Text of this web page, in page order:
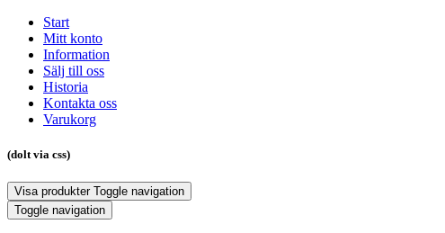
Start
Mitt konto
Information
Sälj till oss
Historia
Kontakta oss
Varukorg
(dolt via css)
Visa produkter Toggle navigation
Toggle navigation